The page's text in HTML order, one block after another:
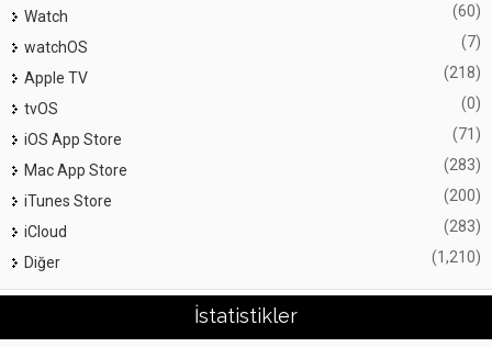
Watch (60)
watchOS (7)
Apple TV (218)
tvOS (0)
iOS App Store (71)
Mac App Store (283)
iTunes Store (200)
iCloud (283)
Diğer (1,210)
İstatistikler